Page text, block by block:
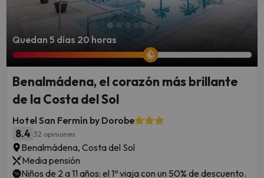
Quedan 5 días 20 horas
Benalmádena, el corazón más brillante
de la Costa del Sol
Hotel San Fermín by Dorobe
8.4 32 opiniones
Benalmádena, Costa del Sol
Media pensión
Niños de 2 a 11 años: el 1º viaja con un 50% de descuento.